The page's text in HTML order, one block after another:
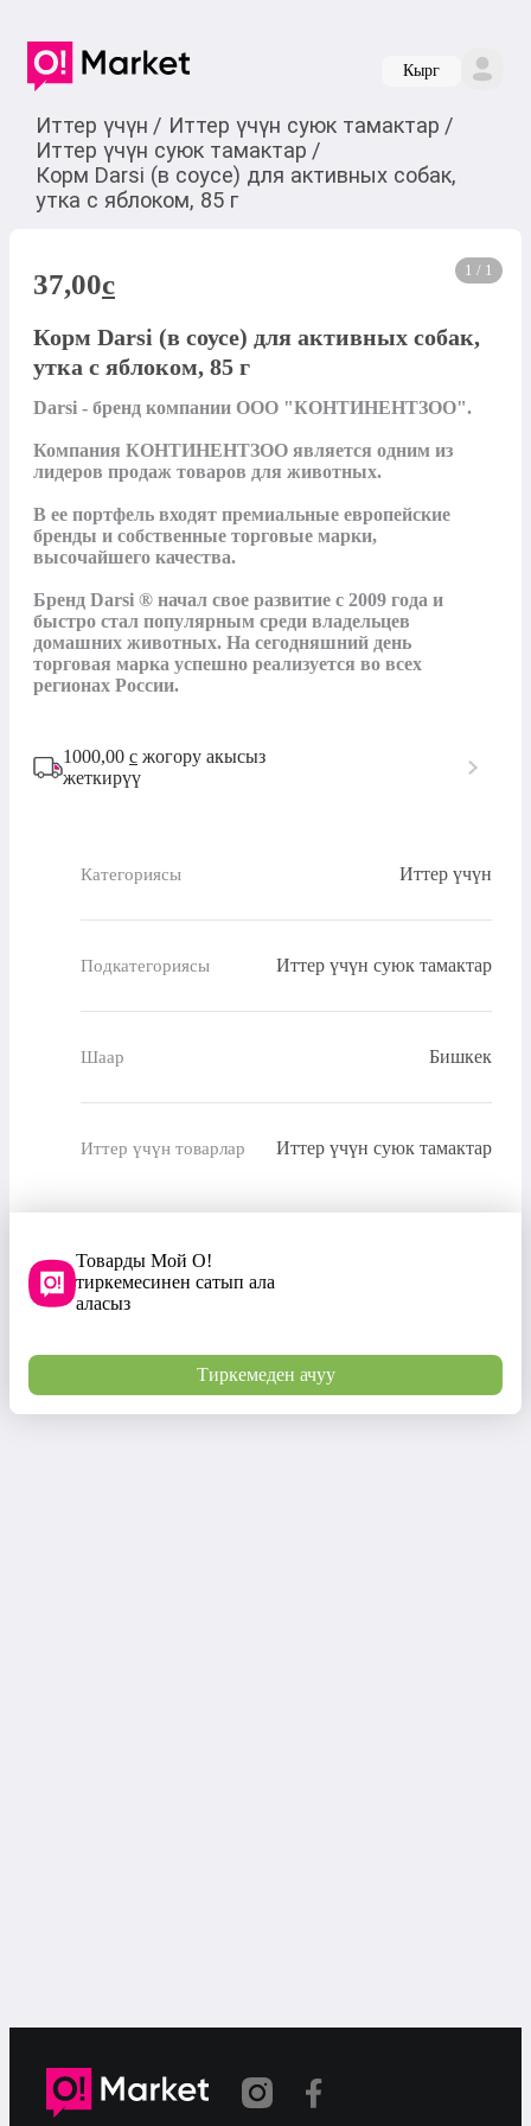
Кырг
Иттер үчүн / Иттер үчүн суюк тамактар /
Иттер үчүн суюк тамактар /
Корм Darsi (в соусе) для активных собак,
утка с яблоком, 85 г
1 / 1
37,00c
Корм Darsi (в соусе) для активных собак,
утка с яблоком, 85 г
Darsi - бренд компании ООО "КОНТИНЕНТЗОО".
Компания КОНТИНЕНТЗОО является одним из
лидеров продаж товаров для животных.
В ее портфель входят премиальные европейские
бренды и собственные торговые марки,
высочайшего качества.
Бренд Darsi ® начал свое развитие с 2009 года и
быстро стал популярным среди владельцев
домашних животных. На сегодняшний день
торговая марка успешно реализуется во всех
регионах России.
1000,00 с жогору акысыз
жеткирүү
Категориясы Иттер үчүн
Подкатегориясы Иттер үчүн суюк тамактар
Шаар Бишкек
Иттер үчүн товарлар Иттер үчүн суюк тамактар
Товарды Мой О!
тиркемесинен сатып ала
аласыз
Тиркемеден ачуу